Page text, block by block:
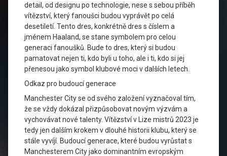
detail, od designu po technologie, nese s sebou příběh
vítězství, který fanoušci budou vyprávět po celá
desetiletí. Tento dres, konkrétně dres s číslem a
jménem Haaland, se stane symbolem pro celou
generaci fanoušků. Bude to dres, který si budou
pamatovat nejen ti, kdo byli u toho, ale i ti, kdo si jej
přenesou jako symbol klubové moci v dalších letech.
Odkaz pro budoucí generace
Manchester City se od svého založení vyznačoval tím,
že se vždy dokázal přizpůsobovat novým výzvám a
vychovávat nové talenty. Vítězství v Lize mistrů 2023 je
tedy jen dalším krokem v dlouhé historii klubu, který se
stále vyvíjí. Budoucí generace, které budou vyrůstat s
Manchesterem City jako dominantním evropským